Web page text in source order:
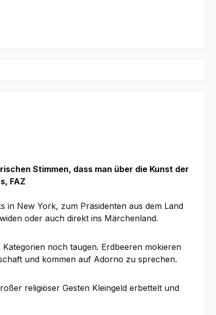
Stimmen, dass man über die Kunst der
FAZ
in New York, zum Präsidenten aus dem Land
oder auch direkt ins Märchenland.
noch taugen. Erdbeeren mokieren
und kommen auf Adorno zu sprechen.
religiöser Gesten Kleingeld erbettelt und